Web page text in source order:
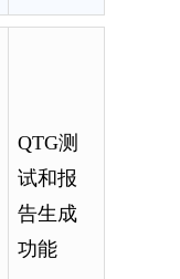
QTG测
试和报
告生成
功能